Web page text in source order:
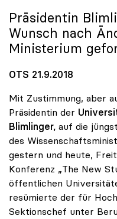
Präsidentin
Wunsch nach
Ministerium
OTS 21.9.2018
Mit Zustimmung, aber
Präsidentin der
Blimlinger, auf die
des
gestern und heute,
Konferenz „The New
öffentlichen
resümierte der für
Sektionschef unter